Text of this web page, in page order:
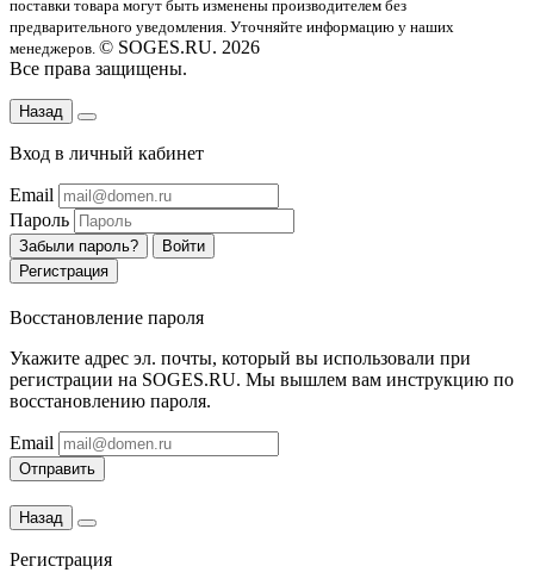
поставки товара могут быть изменены производителем без
предварительного уведомления. Уточняйте информацию у наших
менеджеров. © SOGES.RU. 2026
Все права защищены.
Назад
Вход в личный кабинет
Email
Пароль
Забыли пароль?
Войти
Регистрация
Восстановление пароля
Укажите адрес эл. почты, который вы использовали при
регистрации на SOGES.RU. Мы вышлем вам инструкцию по
восстановлению пароля.
Email
Отправить
Назад
Регистрация